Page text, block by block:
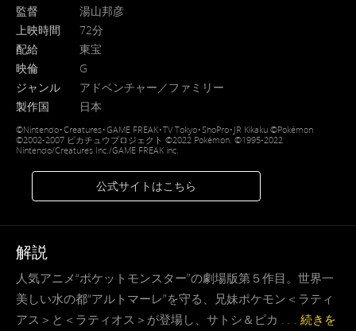
監督
湯山邦彦
上映時間
72分
配給
東宝
映倫
G
ジャンル
アドベンチャー／ファミリー
製作国
日本
©Nintendo･Creatures･GAME FREAK･TV Tokyo･ShoPro･JR Kikaku ©Pokémon
©2002-2007 ピカチュウプロジェクト ©2022 Pokémon. ©1995-2022
Nintendo/Creatures Inc./GAME FREAK inc.
公式サイトはこちら
解説
人気アニメ“ポケットモンスター”の劇場版第５作目。世界一
美しい水の都“アルトマーレ”を守る、兄妹ポケモン＜ラティ
アス＞と＜ラティオス＞が登場し、サトシ＆ピカ . . . 続きを